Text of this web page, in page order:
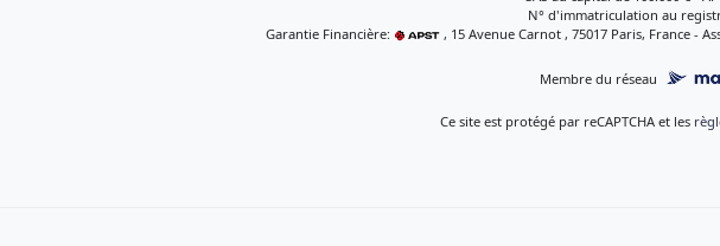
N° d'immatriculation au
Garantie Financière:
, 15 Avenue Carnot , 75017 Paris, France -
Membre du réseau
Ce site est protégé par reCAPTCHA et les